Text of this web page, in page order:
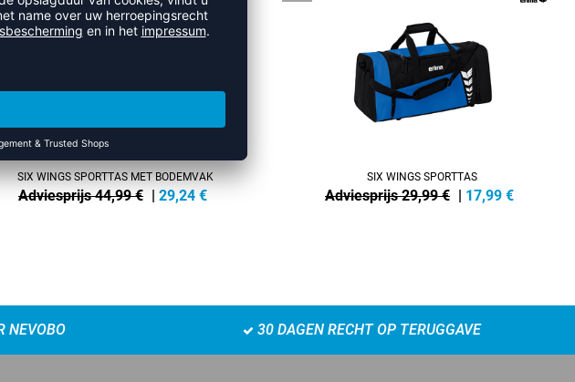
SIX WINGS SPORTTAS MET BODEMVAK
Adviesprijs 44,99 € | 29,24 €
SIX WINGS SPORTTAS
Adviesprijs 29,99 € | 17,99 €
NEVOBO 30 DAGEN RECHT OP TERUGGAVE